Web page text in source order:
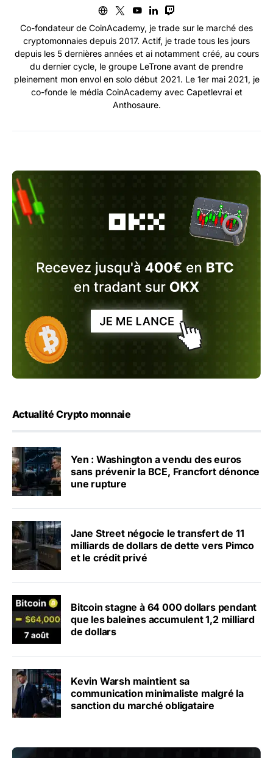
Co-fondateur de CoinAcademy, je trade sur le marché des
cryptomonnaies depuis 2017. Actif, je trade tous les jours
depuis les 5 dernières années et ai notamment créé, au cours
du dernier cycle, le groupe LeTrone avant de prendre
pleinement mon envol en solo début 2021. Le 1er mai 2021, je
co-fonde le média CoinAcademy avec Capetlevrai et
Anthosaure.
Actualité Crypto monnaie
Yen : Washington a vendu des euros
sans prévenir la BCE, Francfort dénonce
une rupture
Jane Street négocie le transfert de 11
milliards de dollars de dette vers Pimco
et le crédit privé
Bitcoin stagne à 64 000 dollars pendant
que les baleines accumulent 1,2 milliard
de dollars
Kevin Warsh maintient sa
communication minimaliste malgré la
sanction du marché obligataire